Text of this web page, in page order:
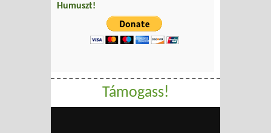
Humuszt!
Támogass!